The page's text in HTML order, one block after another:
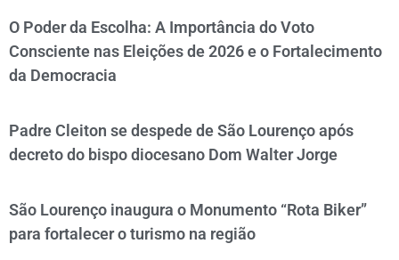
O Poder da Escolha: A Importância do Voto
Consciente nas Eleições de 2026 e o Fortalecimento
da Democracia
Padre Cleiton se despede de São Lourenço após
decreto do bispo diocesano Dom Walter Jorge
São Lourenço inaugura o Monumento “Rota Biker”
para fortalecer o turismo na região